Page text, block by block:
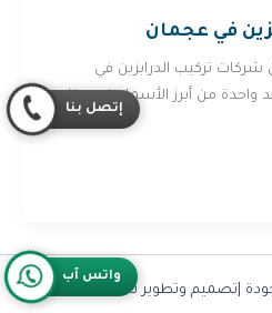
في عجمان
شركات تركيب الدرابزين في
من أبرز الأسماء في هذا
Olymoo
واتس آب
إتصل بنا